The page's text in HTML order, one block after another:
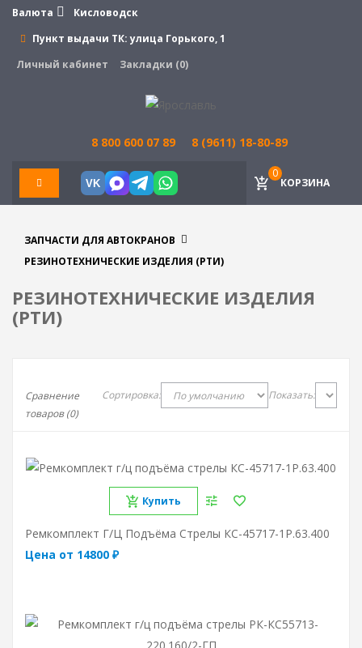
Валюта
Кисловодск
Пункт выдачи ТК:улица Горького, 1
Личный кабинет
Закладки (0)
8 800 600 07 89 8 (9611) 18-80-89
VK КОРЗИНА
0
ЗАПЧАСТИ ДЛЯ АВТОКРАНОВ
РЕЗИНОТЕХНИЧЕСКИЕ ИЗДЕЛИЯ (РТИ)
РЕЗИНОТЕХНИЧЕСКИЕ ИЗДЕЛИЯ
(РТИ)
Сравнение
товаров (0)
Сортировка: Показать:
Купить
Ремкомплект Г/ц Подъёма Стрелы КС-45717-1Р.63.400
Цена от 14800 ₽